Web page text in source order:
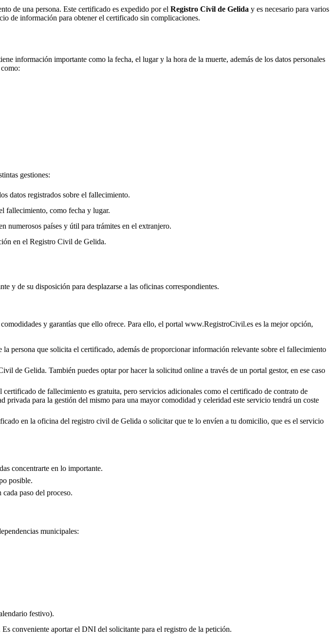
de una persona. Este certificado es expedido por el Registro Civil de Gelida y es necesario para varios
de información para obtener el certificado sin complicaciones.
información importante como la fecha, el lugar y la hora de la muerte, además de los datos personales
gestiones:
datos registrados sobre el fallecimiento.
fallecimiento, como fecha y lugar.
numerosos países y útil para trámites en el extranjero.
en el Registro Civil de Gelida.
y de su disposición para desplazarse a las oficinas correspondientes.
y garantías que ello ofrece. Para ello, el portal www.RegistroCivil.es es la mejor opción,
persona que solicita el certificado, además de proporcionar información relevante sobre el fallecimiento
de Gelida. También puedes optar por hacer la solicitud online a través de un portal gestor, en ese caso
de fallecimiento es gratuita, pero servicios adicionales como el certificado de contrato de
para la gestión del mismo para una mayor comodidad y celeridad este servicio tendrá un coste
en la oficina del registro civil de Gelida o solicitar que te lo envíen a tu domicilio, que es el servicio
concentrarte en lo importante.
posible.
paso del proceso.
municipales:
festivo).
conveniente aportar el DNI del solicitante para el registro de la petición.